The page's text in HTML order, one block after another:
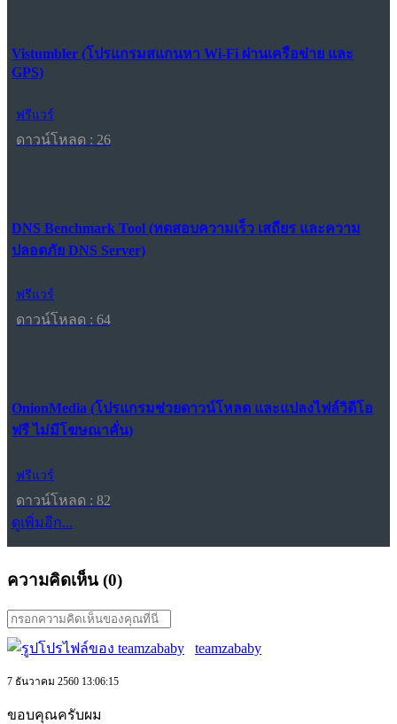
Vistumbler (โปรแกรมสแกนหา Wi-Fi ผ่านเครือข่าย และ
GPS)
ฟรีแวร์
ดาวน์โหลด : 26
DNS Benchmark Tool (ทดสอบความเร็ว เสถียร และความ
ปลอดภัย DNS Server)
ฟรีแวร์
ดาวน์โหลด : 64
OnionMedia (โปรแกรมช่วยดาวน์โหลด และแปลงไฟล์วิดีโอ
ฟรี ไม่มีโฆษณาคั่น)
ฟรีแวร์
ดาวน์โหลด : 82
ดูเพิ่มอีก...
ความคิดเห็น (0)
teamzababy
7 ธันวาคม 2560 13:06:15
ขอบคุณครับผม